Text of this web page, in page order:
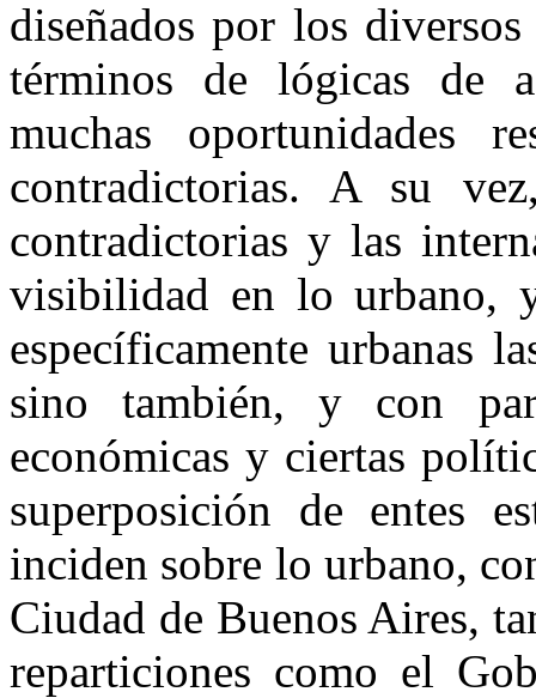
diseñados por los
términos de lógicas de
muchas oportunidades
contradictorias. A su
contradictorias y las
visibilidad en lo urbano,
específicamente urbanas
sino también, y con
económicas y ciertas
superposición de entes
inciden sobre lo urbano,
Ciudad de Buenos Aires,
reparticiones como el